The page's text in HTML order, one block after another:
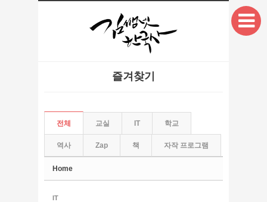
즐겨찾기
전체 교실 IT 학교
역사 Zap 책 자작 프로그램
Home
IT
Sketchbook5, 스케치북5
Sketchbook5, 스케치북5